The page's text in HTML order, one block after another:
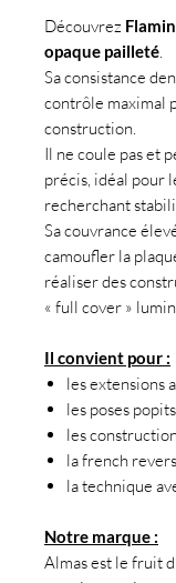
Découvrez
opaque pailleté.
Sa consistance
contrôle maximal
construction.
Il ne coule pas et
précis, idéal pour
recherchant
Sa couvrance
camoufler la
réaliser des
« full cover »
Il convient pour :
les extensions
les poses popits
les
la french
la technique
Notre marque :
Almas est le fruit